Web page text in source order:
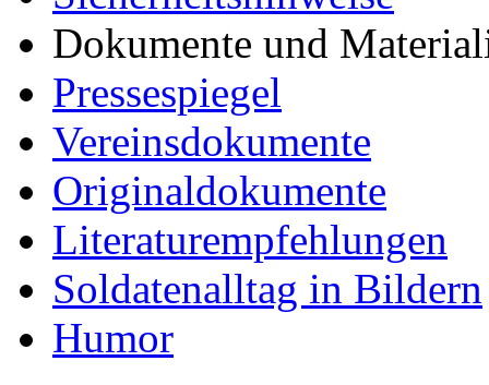
Dokumente und
Pressespiegel
Vereinsdokumente
Originaldokumente
Literaturempfehlungen
Soldatenalltag in Bildern
Humor